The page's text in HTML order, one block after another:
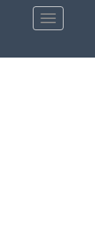
Toggle
navigation